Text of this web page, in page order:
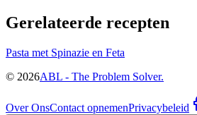
Gerelateerde recepten
Pasta met Spinazie en Feta
© 2026ABL - The Problem Solver.
Over OnsContact opnemenPrivacybeleid